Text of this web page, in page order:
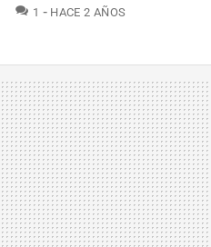
1 COMENTARIOS
HACE 2 AÑOS